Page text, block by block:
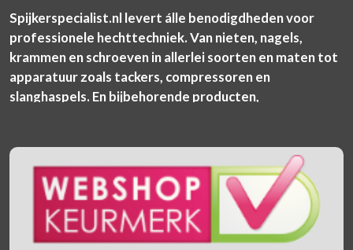
Spijkerspecialist.nl levert álle benodigdheden voor
professionele hechttechniek. Van nieten, nagels,
krammen en schroeven in allerlei soorten en maten tot
apparatuur zoals tackers, compressoren en
slanghaspels. En bijbehorende producten,